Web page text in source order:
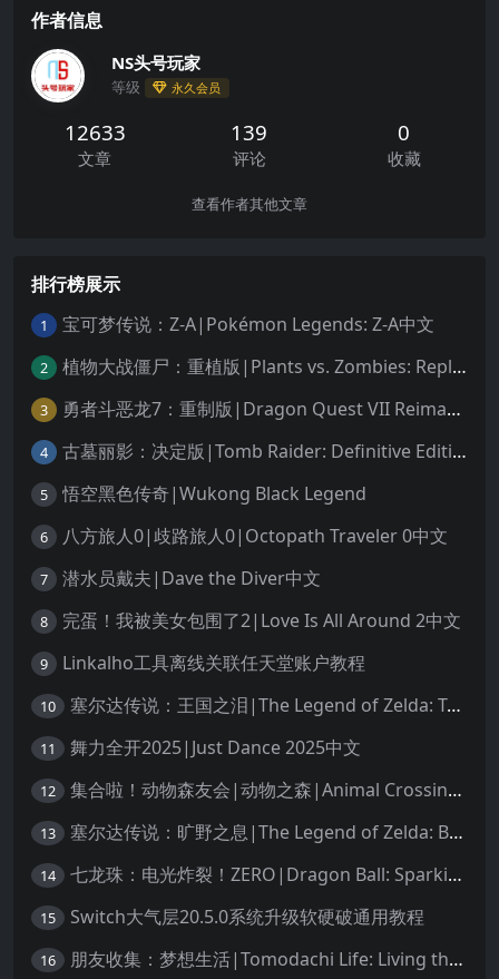
作者信息
NS头号玩家
等级 永久会员
12633
文章
139
评论
0
收藏
查看作者其他文章
排行榜展示
1 宝可梦传说：Z-A|Pokémon Legends: Z-A中文
2 植物大战僵尸：重植版|Plants vs. Zombies: Replanted中文
3 勇者斗恶龙7：重制版|Dragon Quest VII Reimagined中文
4 古墓丽影：决定版|Tomb Raider: Definitive Edition中文
5 悟空黑色传奇|Wukong Black Legend
6 八方旅人0|歧路旅人0|Octopath Traveler 0中文
7 潜水员戴夫|Dave the Diver中文
8 完蛋！我被美女包围了2|Love Is All Around 2中文
9 Linkalho工具离线关联任天堂账户教程
10 塞尔达传说：王国之泪|The Legend of Zelda: Tears of the Kingdom中文
11 舞力全开2025|Just Dance 2025中文
12 集合啦！动物森友会|动物之森|Animal Crossing: New Horizons中文
13 塞尔达传说：旷野之息|The Legend of Zelda: Breath of the Wild中文
14 七龙珠：电光炸裂！ZERO|Dragon Ball: Sparking! Zero中文
15 Switch大气层20.5.0系统升级软硬破通用教程
16 朋友收集：梦想生活|Tomodachi Life: Living the Dream中文